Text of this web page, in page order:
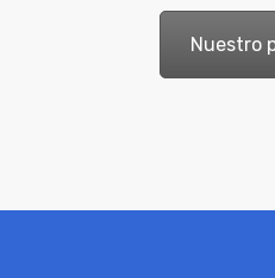
Nuestro